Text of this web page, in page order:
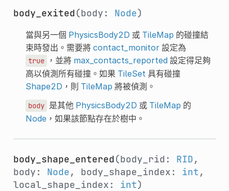
body_exited(body: Node)
當與另一個 PhysicsBody2D 或 TileMap 的碰撞結
束時發出。需要將 contact_monitor設定為
true ，並將 max_contacts_reported設定得足夠
高以偵測所有碰撞。如果 TileSet 具有碰撞
Shape2D ，則 TileMap 將被偵測。
body 是其他 PhysicsBody2D 或 TileMap 的
Node，如果該節點存在於樹中。
body_shape_entered(body_rid: RID,
body: Node, body_shape_index: int,
local_shape_index: int)